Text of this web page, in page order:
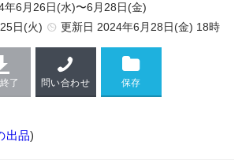
年6月26日(水)〜6月28日(金)
日(火) 更新日 2024年6月28日(金) 18時
了 問い合わせ
出品)